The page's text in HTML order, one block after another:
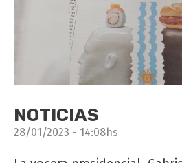
NOTICIAS
28/01/2023 - 14:08hs